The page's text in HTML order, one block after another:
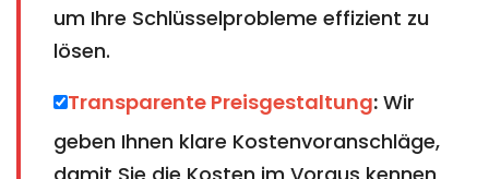
um Ihre Schlüsselprobleme effizient zu
lösen.
Transparente Preisgestaltung: Wir
geben Ihnen klare Kostenvoranschläge,